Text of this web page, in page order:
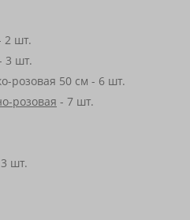
2 шт.
3 шт.
розовая 50 см - 6 шт.
розовая - 7 шт.
шт.